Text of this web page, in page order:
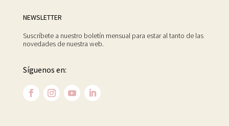
NEWSLETTER
Suscríbete a nuestro boletín mensual para estar al tanto de las
novedades de nuestra web.
Síguenos en: